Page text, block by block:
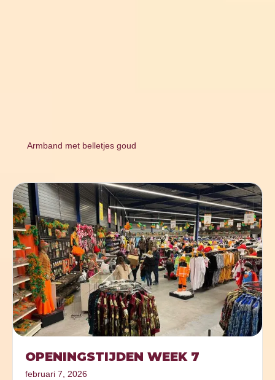
Armband met belletjes goud
OPENINGSTIJDEN WEEK 7
februari 7, 2026